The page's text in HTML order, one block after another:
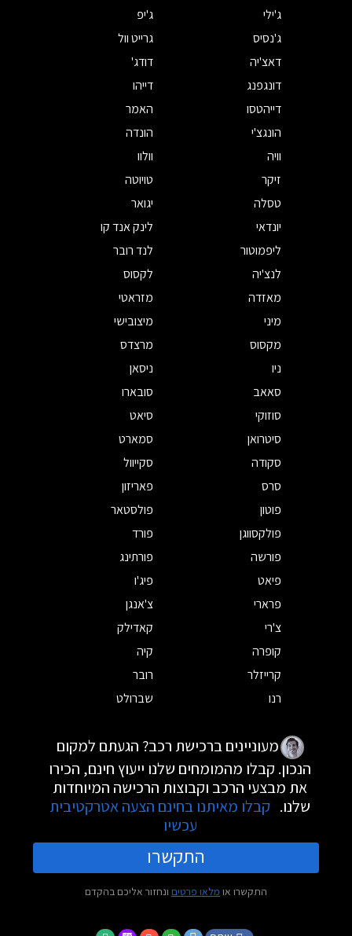
ג'ילי
ג'יפ
ג'נסיס
גרייט וול
דאצ'יה
דודג'
דונגפנג
דייהו
דייהטסו
האמר
הונגצ'י
הונדה
וויה
וולוו
זיקר
טויוטה
טסלה
יגואר
יונדאי
לינק אנד קו
ליפמוטור
לנד רובר
לנצ'יה
לקסוס
מאזדה
מזראטי
מיני
מיצובישי
מקסוס
מרצדס
ניו
ניסאן
סאאב
סובארו
סוזוקי
סיאט
סיטרואן
סמארט
סקודה
סקייוול
סרס
פאריזון
פוטון
פולסטאר
פולקסווגן
פורד
פורשה
פורתינג
פיאט
פיג'ו
פרארי
צ'אנגן
צ'רי
קאדילק
קופרה
קיה
קרייזלר
רובר
רנו
שברולט
מעוניינים ברכישת רכב? הגעתם למקום
הנכון. קבלו מהמומחים שלנו ייעוץ חינם, הכירו
את מבצעי הרכב וקבוצות הרכישה המיוחדות
שלנו. קבלו מאיתנו בחינם הצעה אטרקטיבית
עכשיו
התקשרו
התקשרו או מלאו פרטים ונחזור אליכם בהקדם